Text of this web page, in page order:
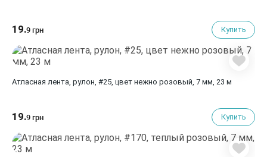
19.9 грн Купить
Атласная лента, рулон, #25, цвет нежно розовый, 7 мм, 23 м
19.9 грн Купить